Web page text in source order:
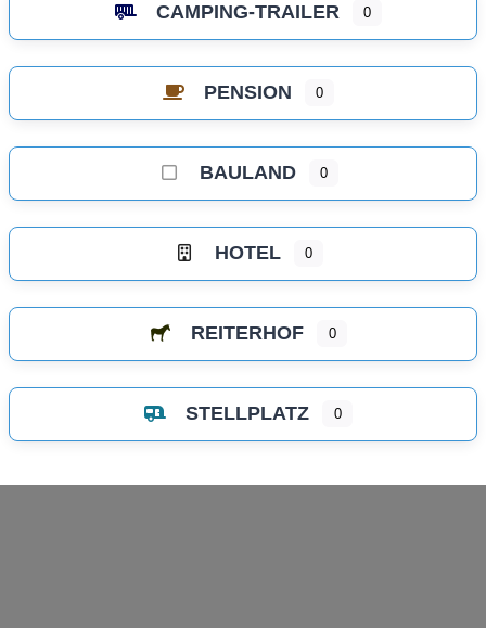
CAMPING-TRAILER 0
PENSION 0
BAULAND 0
HOTEL 0
REITERHOF 0
STELLPLATZ 0